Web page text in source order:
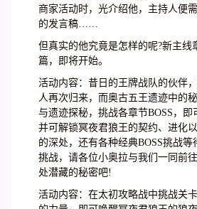
商家活动时，光介绍他，主持人便
的发言稿……
但真实的他究竟是怎样的呢?新主
篇，即将开始。
活动内容：昔日的王牌战队的伙伴
人再次归来，而奥古五王遗迹中的
与遗迹探秘，挑战各章节BOSS，即
并可解锁冥夜君狼王的契约、进化
的深处，还有各种经典BOSS挑战等
挑战，请各位小奥拉与我们一同前
处潜藏的秘密吧!
活动内容：在太初攻略战中挑战关